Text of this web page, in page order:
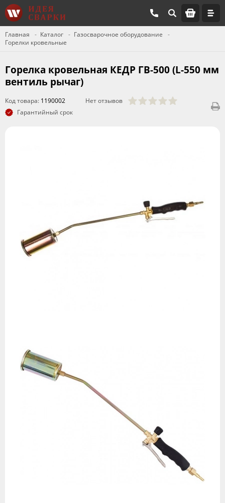
Главная Каталог
Газосварочное оборудование
Горелки кровельные
Горелка кровельная КЕДР ГВ-500 (L-550 мм
вентиль рычаг)
Код товара: 1190002
Нет отзывов
Гарантийный срок